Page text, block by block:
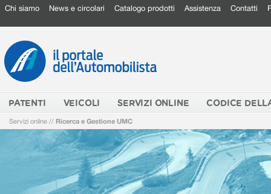
Chi siamo News e circolari Catalogo prodotti Assistenza Contatti
PATENTI VEICOLI SERVIZI ONLINE CODICE
Servizi online // Ricerca e Gestione UMC